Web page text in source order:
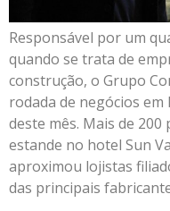
Responsável por um
quando se trata de
construção, o Grupo
rodada de negócios em
deste mês. Mais de
estande no hotel Sun
aproximou lojistas
das principais